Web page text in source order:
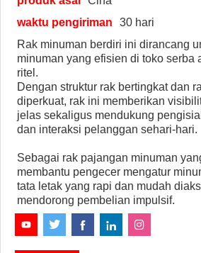
waktu pengiriman
30 hari
Rak minuman berdiri ini dirancang
minuman yang efisien di toko serba
ritel.
Dengan struktur rak bertingkat dan
diperkuat, rak ini memberikan
jelas sekaligus mendukung
dan interaksi pelanggan sehari-hari.
Sebagai rak pajangan minuman
membantu pengecer mengatur
tata letak yang rapi dan mudah
mendorong pembelian impulsif.